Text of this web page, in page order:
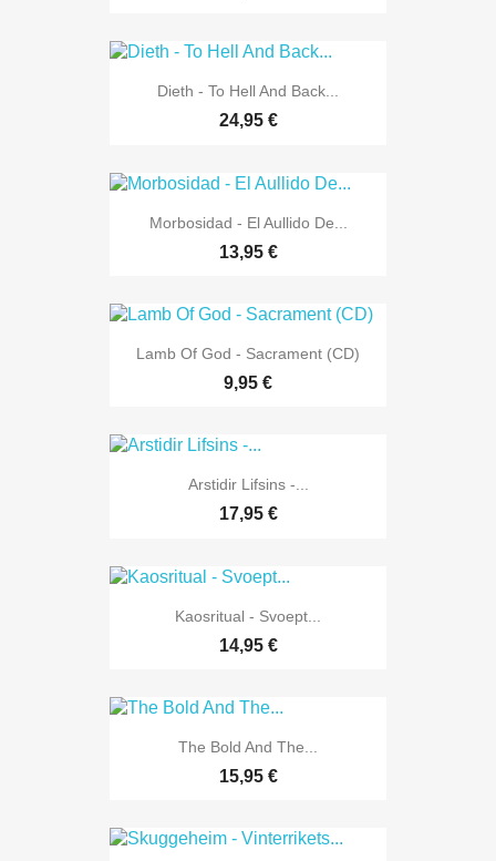
Dieth - To Hell And Back...
24,95 €
Morbosidad - El Aullido De...
13,95 €
Lamb Of God - Sacrament (CD)
9,95 €
Arstidir Lifsins -...
17,95 €
Kaosritual - Svoept...
14,95 €
The Bold And The...
15,95 €